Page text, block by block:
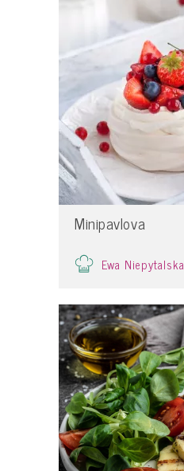
Minipavlova
Ewa Niepytalska